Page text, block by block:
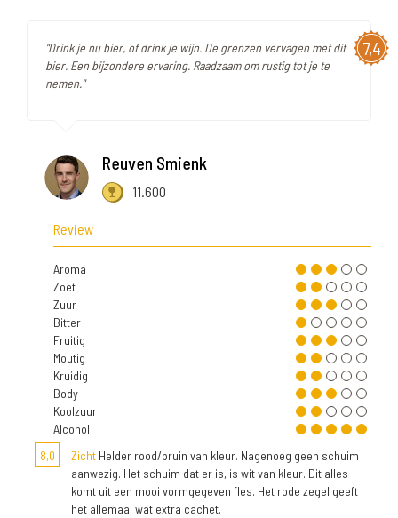
7,4
"Drink je nu bier, of drink je wijn. De grenzen vervagen met dit
bier. Een bijzondere ervaring. Raadzaam om rustig tot je te
nemen."
Reuven Smienk
11.600
Review
Aroma
Zoet
Zuur
Bitter
Fruitig
Moutig
Kruidig
Body
Koolzuur
Alcohol
8,0
Zicht Helder rood/bruin van kleur. Nagenoeg geen schuim
aanwezig. Het schuim dat er is, is wit van kleur. Dit alles
komt uit een mooi vormgegeven fles. Het rode zegel geeft
het allemaal wat extra cachet.